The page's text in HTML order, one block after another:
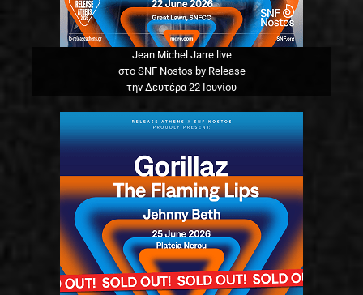
Jean Michel Jarre live
στο SNF Nostos by Release
την Δευτέρα 22 Ιουνίου